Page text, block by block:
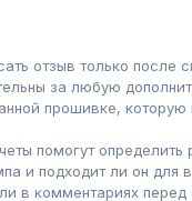
отзыв только после
за любую
прошивке,
помогут определить
и подходит ли он для
в комментариях перед